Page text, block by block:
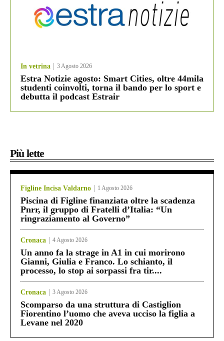
In vetrina 3 Agosto 2026
Estra Notizie agosto: Smart Cities, oltre 44mila
studenti coinvolti, torna il bando per lo sport e
debutta il podcast Estrair
Più lette
Figline Incisa Valdarno 1 Agosto 2026
Piscina di Figline finanziata oltre la scadenza
Pnrr, il gruppo di Fratelli d’Italia: “Un
ringraziamento al Governo”
Cronaca 4 Agosto 2026
Un anno fa la strage in A1 in cui morirono
Gianni, Giulia e Franco. Lo schianto, il
processo, lo stop ai sorpassi fra tir....
Cronaca 3 Agosto 2026
Scomparso da una struttura di Castiglion
Fiorentino l’uomo che aveva ucciso la figlia a
Levane nel 2020